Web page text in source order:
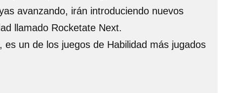
avanzando, irán introduciendo nuevos
llamado Rocketate Next.
un de los juegos de Habilidad más jugados